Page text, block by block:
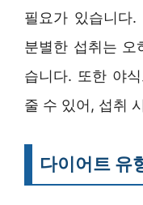
필요가 있습니다
분별한 섭취는 오
습니다. 또한 야
줄 수 있어, 섭취
다이어트 유